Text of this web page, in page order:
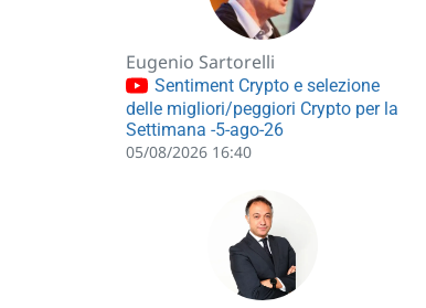
Eugenio Sartorelli
Sentiment Crypto e selezione
delle migliori/peggiori Crypto per la
Settimana -5-ago-26
05/08/2026 16:40